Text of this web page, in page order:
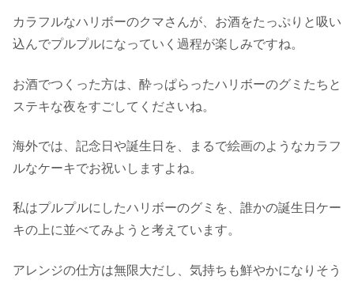
カラフルなハリボーのクマさんが、お酒をたっぷりと吸い
込んでプルプルになっていく過程が楽しみですね。
お酒でつくった方は、酔っぱらったハリボーのグミたちと
ステキな夜をすごしてくださいね。
海外では、記念日や誕生日を、まるで絵画のようなカラフ
ルなケーキでお祝いしますよね。
私はプルプルにしたハリボーのグミを、誰かの誕生日ケー
キの上に並べてみようと考えています。
アレンジの仕方は無限大だし、気持ちも鮮やかになりそう